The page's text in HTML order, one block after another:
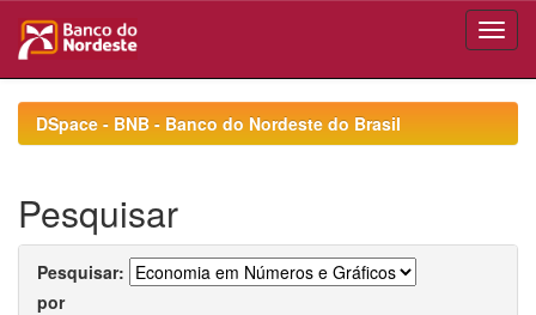
navigationDSpace - BNB - Banco do Nordeste do Brasil
Pesquisar
Pesquisar:
por